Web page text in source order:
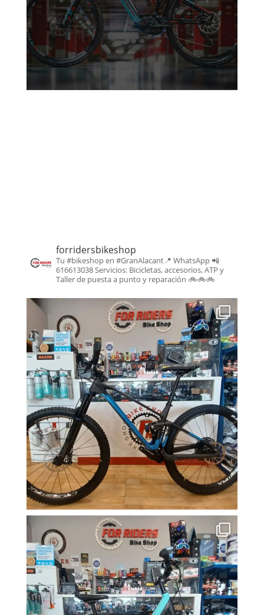
forridersbikeshop
Tu #bikeshop en #GranAlacant📍 WhatsApp 📲
616613038Servicios: Bicicletas, accesorios, ATP y
Taller de puesta a punto y reparación 🚲🚲🚲